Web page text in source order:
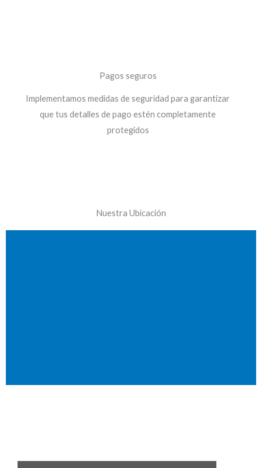
Pagos seguros
Implementamos medidas de seguridad para garantizar
que tus detalles de pago estén completamente
protegidos
Nuestra Ubicación